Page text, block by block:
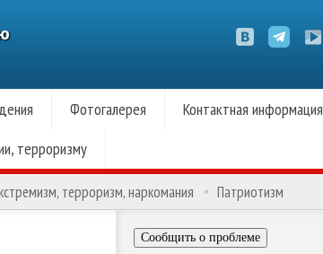
Фотогалерея Контактная информация
терроризму
терроризм, наркомания Патриотизм
Сообщить о проблеме